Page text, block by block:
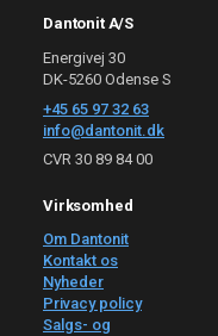
Dantonit A/S
Energivej 30
DK-5260 Odense S
+45 65 97 32 63
info@dantonit.dk
CVR 30 89 84 00
Virksomhed
Om Dantonit
Kontakt os
Nyheder
Privacy policy
Salgs- og